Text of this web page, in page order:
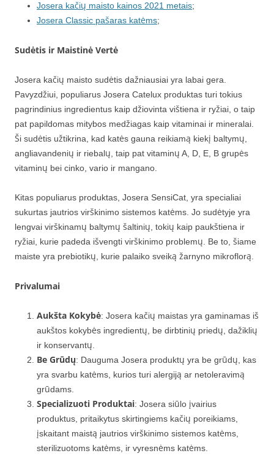
Josera kačių maisto kainos 2021 metais;
Josera Classic pašaras katėms;
Sudėtis ir Maistinė Vertė
Josera kačių maisto sudėtis dažniausiai yra labai gera.
Pavyzdžiui, populiarus Josera Catelux produktas turi tokius
pagrindinius ingredientus kaip džiovinta vištiena ir ryžiai, o taip
pat papildomas mitybos medžiagas kaip vitaminai ir mineralai.
Ši sudėtis užtikrina, kad katės gauna reikiamą kiekį baltymų,
angliavandenių ir riebalų, taip pat vitaminų A, D, E, B grupės
vitaminų bei cinko, vario ir mangano.
Kitas populiarus produktas, Josera SensiCat, yra specialiai
sukurtas jautrios virškinimo sistemos katėms. Jo sudėtyje yra
lengvai virškinamų baltymų šaltinių, tokių kaip paukštiena ir
ryžiai, kurie padeda išvengti virškinimo problemų. Be to, šiame
maiste yra prebiotikų, kurie palaiko sveiką žarnyno mikroflorą.
Privalumai
Aukšta Kokybė: Josera kačių maistas yra gaminamas iš
aukštos kokybės ingredientų, be dirbtinių priedų, dažiklių
ir konservantų.
Be Grūdų: Dauguma Josera produktų yra be grūdų, kas
yra svarbu katėms, kurios turi alergiją ar netoleravimą
grūdams.
Specializuoti Produktai: Josera siūlo įvairius
produktus, pritaikytus skirtingiems kačių poreikiams,
įskaitant maistą jautrios virškinimo sistemos katėms,
sterilizuotoms katėms, ir vyresnėms katėms.